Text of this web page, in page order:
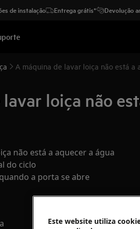
de instalação Entrega grátis* Devolução
A máquina de lavar loiça não está a
loiça não
não está a aquecer a água
do ciclo
a porta se abre
Este website utiliza